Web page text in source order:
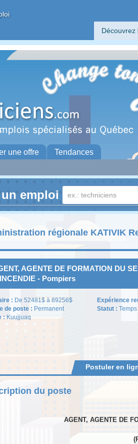
Découvrez
une offre Tendances
emploi
régionale KATIVIK
AGENTE DE FORMATION DU
- Pompiers
: De 52481$ à 89256$
de poste : Permanent
: Kuujjuaq
Expérience
Statut :
Postuler en
du poste
AGENT, AGENTE DE